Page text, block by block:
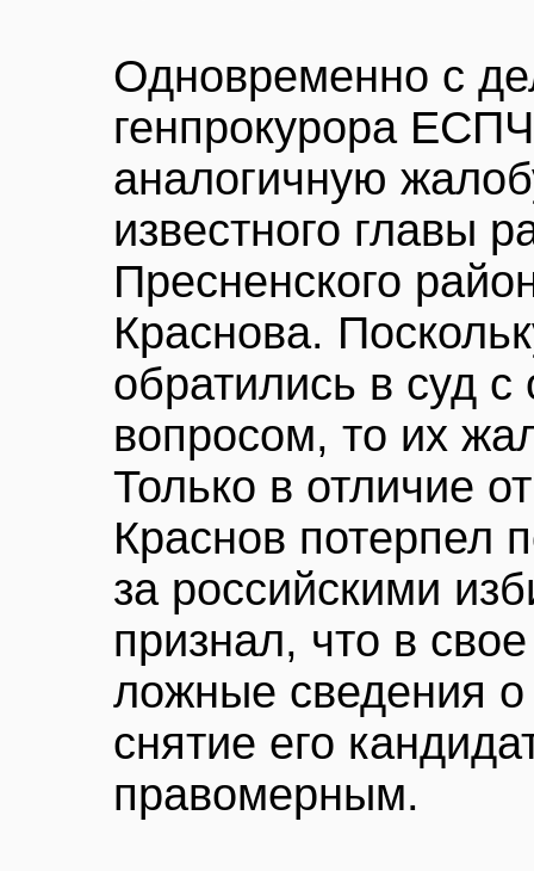
Одновременно с
генпрокурора
аналогичную
известного главы
Пресненского
Краснова.
обратились в суд
вопросом, то их
Только в отличие
Краснов потерпел
за российскими
признал, что в
ложные сведения
снятие его
правомерным.